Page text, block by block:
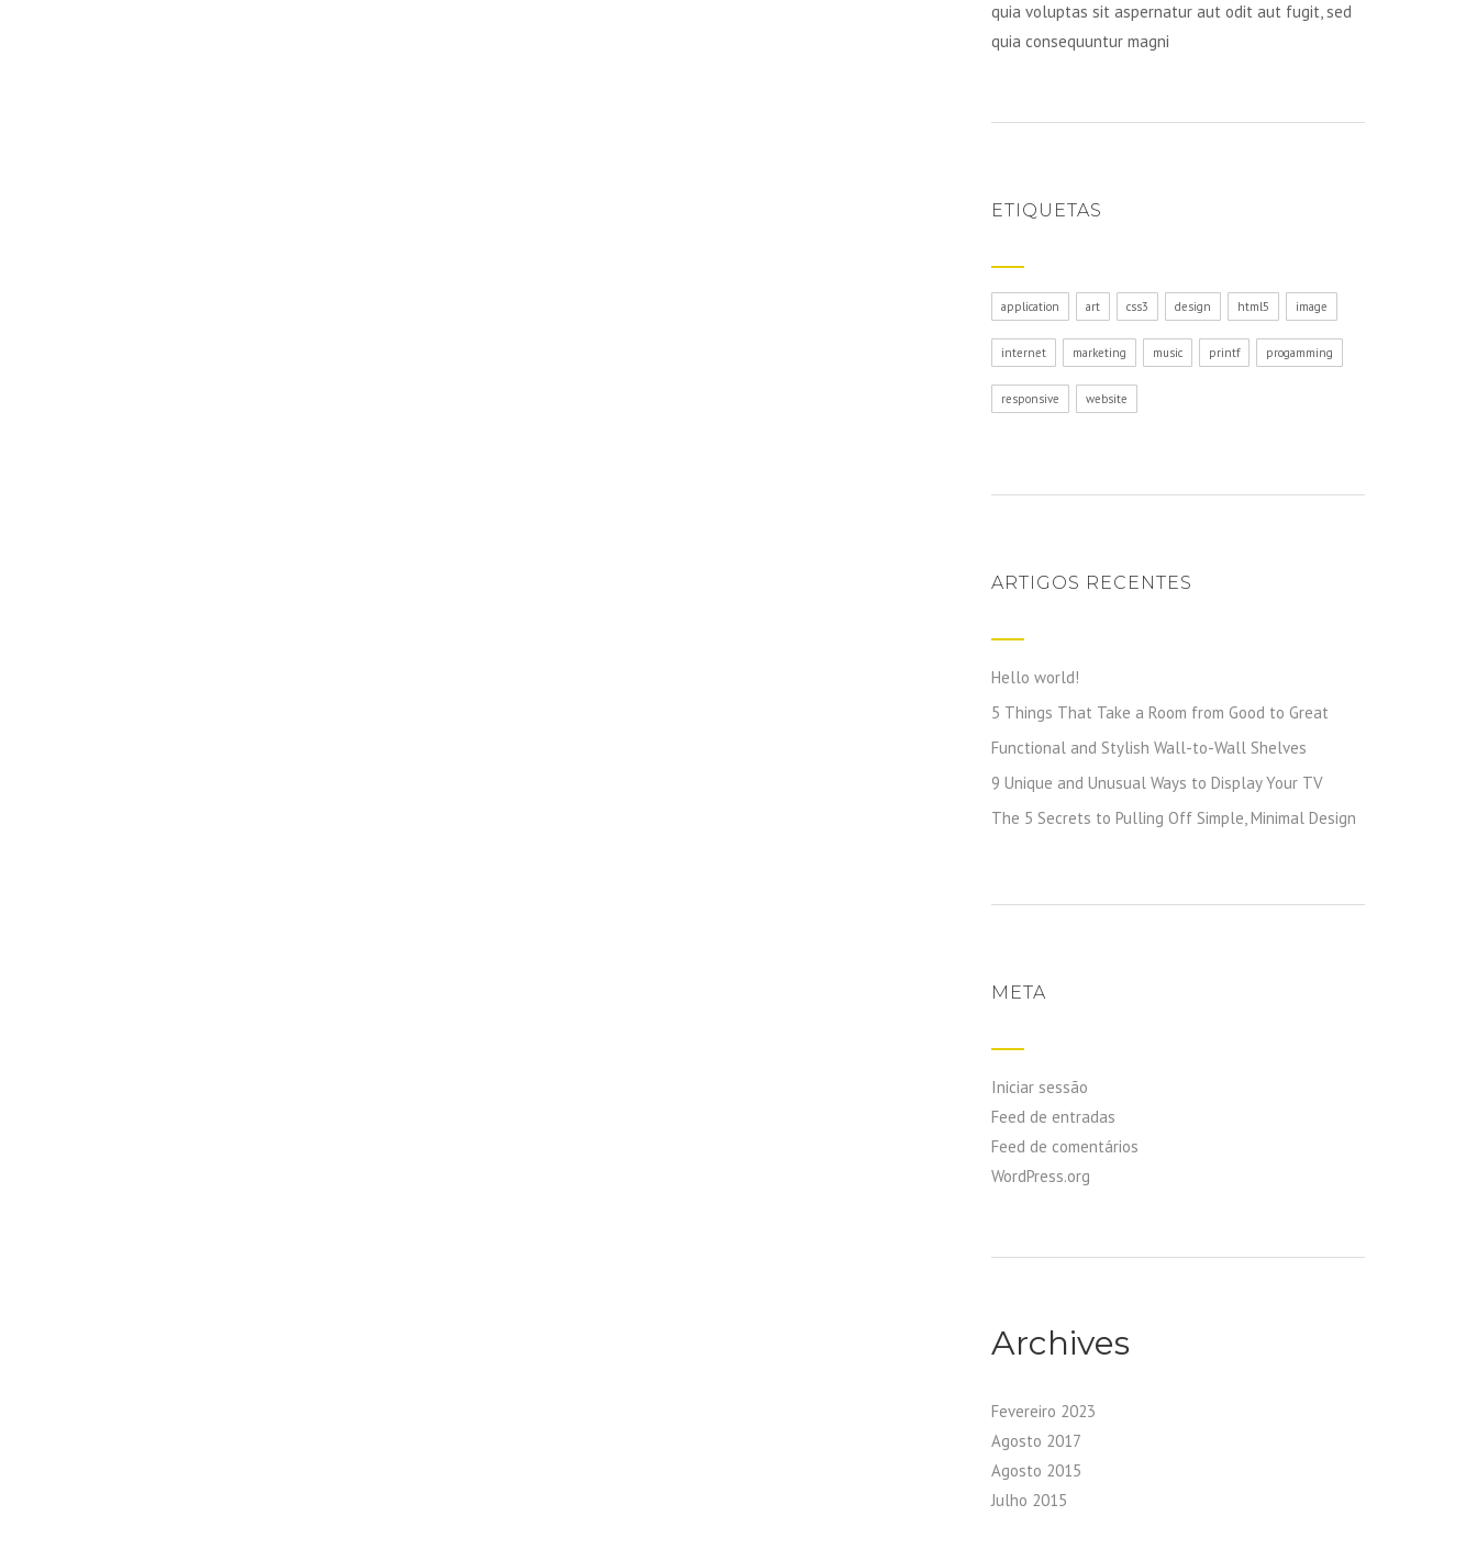
quia voluptas sit aspernatur aut odit aut fugit, sed
quia consequuntur magni
ETIQUETAS
application art css3 design html5 image
internet marketing music printf progamming
responsive website
ARTIGOS RECENTES
Hello world!
5 Things That Take a Room from Good to Great
Functional and Stylish Wall-to-Wall Shelves
9 Unique and Unusual Ways to Display Your TV
The 5 Secrets to Pulling Off Simple, Minimal Design
META
Iniciar sessão
Feed de entradas
Feed de comentários
WordPress.org
Archives
Fevereiro 2023
Agosto 2017
Agosto 2015
Julho 2015